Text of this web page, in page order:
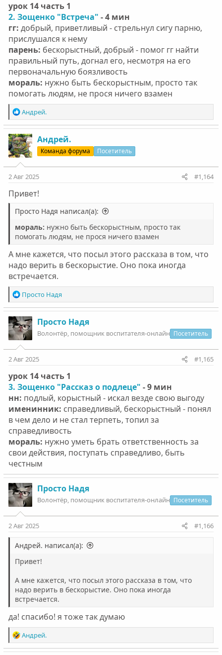
урок 14 часть 1
2. Зощенко "Встреча" - 4 мин
гг: добрый, приветливый - стрельнул сигу парню,
прислушался к нему
парень: бескорыстный, добрый - помог гг найти
правильный путь, догнал его, несмотря на его
первоначальную боязливость
мораль: нужно быть бескорыстным, просто так
помогать людям, не прося ничего взамен
Р
е
а
к
ц
и
и
:
Андрей.
Андрей.
Команда форума Посетитель
2 Авг 2025 #1,164
Привет!
Просто Надя написал(а):
мораль: нужно быть бескорыстным, просто так
помогать людям, не прося ничего взамен
А мне кажется, что посыл этого рассказа в том, что
надо верить в бескорыстие. Оно пока иногда
встречается.
Р
е
а
к
ц
и
и
:
Просто Надя
Просто Надя
Волонтëр, помощник воспитателя-онлайн Посетитель
2 Авг 2025 #1,165
урок 14 часть 1
3. Зощенко "Рассказ о подлеце" - 9 мин
нн: подлый, корыстный - искал везде свою выгоду
именинник: справедливый, бескорыстный - понял
в чем дело и не стал терпеть, топил за
справедливость
мораль: нужно уметь брать ответственность за
свои действия, поступать справедливо, быть
честным
Просто Надя
Волонтëр, помощник воспитателя-онлайн Посетитель
2 Авг 2025 #1,166
Андрей. написал(а):
Привет!
А мне кажется, что посыл этого рассказа в том, что
надо верить в бескорыстие. Оно пока иногда
встречается.
да! спасибо! я тоже так думаю
Р
е
а
Андрей.